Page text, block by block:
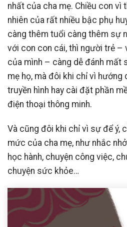
nhất của cha mẹ. Chiều con vì
nhiên của rất nhiều bậc phụ
càng thêm tuổi càng thêm sự
với con con cái, thì người trẻ –
của mình – càng dễ đánh mất
mẹ họ, mà đôi khi chỉ vì
truyền hình hay cài đặt phần
điện thoại thông minh.
Và cũng đôi khi chỉ vì sự để ý,
mức của cha mẹ, như nhắc
học hành, chuyện công việc,
chuyện sức khỏe…